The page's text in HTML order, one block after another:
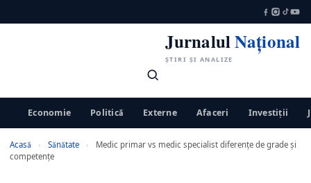
JurnalulNațional
ȘTIRI ȘI ANALIZE
Economie Politică Externe Afaceri Investiții
Acasă › Sănătate ›
Medic primar vs medic specialist diferențe de grade și
competențe